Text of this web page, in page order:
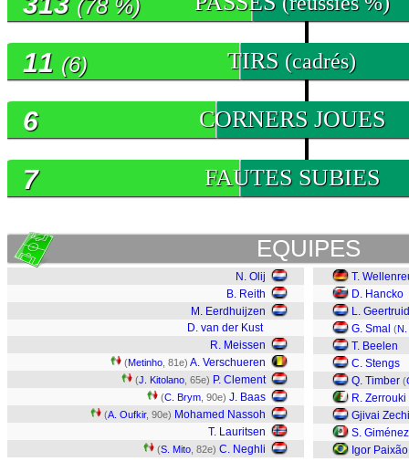
(78 %)
TIRS (cadrés)
11 (6)
CORNERS JOUES
6
FAUTES SUBIES
7
EQUIPES
N. Olij
B. Reith
M. Eerdhuijzen
D. van der Kust
R. Meissen
(Metinho , 81e) A. Verschueren
(J. Kitolano , 65e) P. Clement
(C. Brym , 90e) J. Baas
(A. Oufkir, 90e) Mohamed Nassoh
T. Lauritsen
(S. Mito , 82e) C. Neghli
T.
D. Hancko
L.
G. Smal (N.
T. Beelen
C. Stengs
Q. Timber (
R. Zerrouki
Gjivai
S. Giménez
Igor Paixão